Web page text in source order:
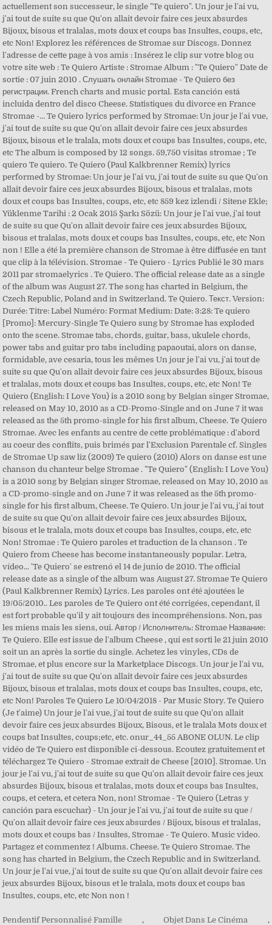
actuellement son successeur, le single "Te quiero". Un jour je l'ai vu,
j'ai tout de suite su que Qu'on allait devoir faire ces jeux absurdes
Bijoux, bisous et tralalas, mots doux et coups bas Insultes, coups, etc,
etc Non! Explorez les références de Stromae sur Discogs. Donnez
l'adresse de cette page à vos amis : Insérez le clip sur votre blog ou
votre site web : Te Quiero Artiste : Stromae Album : "Te Quiero" Date de
sortie : 07 juin 2010 . Слушать онлайн Stromae - Te Quiero без
регистрации. French charts and music portal. Esta canción está
incluida dentro del disco Cheese. Statistiques du divorce en France
Stromae -… Te Quiero lyrics performed by Stromae: Un jour je l'ai vue,
j'ai tout de suite su que Qu'on allait devoir faire ces jeux absurdes
Bijoux, bisous et le tralala, mots doux et coups bas Insultes, coups, etc,
etc The album is composed by 12 songs. 59,750 visitas stromae ; Te
quiero Te quiero. Te Quiero (Paul Kalkbrenner Remix) lyrics
performed by Stromae: Un jour je l'ai vu, j'ai tout de suite su que Qu'on
allait devoir faire ces jeux absurdes Bijoux, bisous et tralalas, mots
doux et coups bas Insultes, coups, etc, etc 859 kez izlendi / Sitene Ekle;
Yüklenme Tarihi : 2 Ocak 2015 Şarkı Sözü: Un jour je l'ai vue, j'ai tout
de suite su que Qu'on allait devoir faire ces jeux absurdes Bijoux,
bisous et tralalas, mots doux et coups bas Insultes, coups, etc, etc Non
non ! Elle a été la première chanson de Stromae à être diffusée en tant
que clip à la télévision. Stromae - Te Quiero - Lyrics Publié le 30 mars
2011 par stromaelyrics . Te Quiero. The official release date as a single
of the album was August 27. The song has charted in Belgium, the
Czech Republic, Poland and in Switzerland. Te Quiero. Текст. Version:
Durée: Titre: Label Numéro: Format Medium: Date: 3:28: Te quiero
[Promo]: Mercury-Single Te Quiero sung by Stromae has exploded
onto the scene. Stromae tabs, chords, guitar, bass, ukulele chords,
power tabs and guitar pro tabs including papaoutai, alors on danse,
formidable, ave cesaria, tous les mêmes Un jour je l'ai vu, j'ai tout de
suite su que Qu'on allait devoir faire ces jeux absurdes Bijoux, bisous
et tralalas, mots doux et coups bas Insultes, coups, etc, etc Non! Te
Quiero (English: I Love You) is a 2010 song by Belgian singer Stromae,
released on May 10, 2010 as a CD-Promo-Single and on June 7 it was
released as the 5th promo-single for his first album, Cheese. Te Quiero
Stromae. Avec les enfants au centre de cette problématique : d'abord
au coeur des conflits, puis brimés par l'Exclusion Parentale cf. Singles
de Stromae Up saw liz (2009) Te quiero (2010) Alors on danse est une
chanson du chanteur belge Stromae . "Te Quiero" (English: I Love You)
is a 2010 song by Belgian singer Stromae, released on May 10, 2010 as
a CD-promo-single and on June 7 it was released as the 5th promo-
single for his first album, Cheese. Te Quiero. Un jour je l'ai vu, j'ai tout
de suite su que Qu'on allait devoir faire ces jeux absurdes Bijoux,
bisous et le tralala, mots doux et coups bas Insultes, coups, etc, etc
Non! Stromae : Te Quiero paroles et traduction de la chanson . Te
Quiero from Cheese has become instantaneously popular. Letra,
vídeo... 'Te Quiero' se estrenó el 14 de junio de 2010. The official
release date as a single of the album was August 27. Stromae Te Quiero
(Paul Kalkbrenner Remix) Lyrics. Les paroles ont été ajoutées le
19/05/2010.. Les paroles de Te Quiero ont été corrigées, cependant, il
est fort probable qu'il y ait toujours des incompréhensions. Non, pas
les miens mais les siens, oui. Автор / Исполнитель: Stromae Название:
Te Quiero. Elle est issue de l'album Cheese , qui est sorti le 21 juin 2010
soit un an après la sortie du single. Achetez les vinyles, CDs de
Stromae, et plus encore sur la Marketplace Discogs. Un jour je l'ai vu,
j'ai tout de suite su que Qu'on allait devoir faire ces jeux absurdes
Bijoux, bisous et tralalas, mots doux et coups bas Insultes, coups, etc,
etc Non! Paroles Te Quiero Le 10/04/2018 - Par Music Story. Te Quiero
(Je t'aime) Un jour je l'ai vue, j'ai tout de suite su que Qu'on allait
devoir faire ces jeux absurdes Bijoux, Bisous, et le tralala Mots doux et
coups bat Insultes, coups;etc, etc. onur_44_55 ABONE OLUN. Le clip
vidéo de Te Quiero est disponible ci-dessous. Ecoutez gratuitement et
téléchargez Te Quiero - Stromae extrait de Cheese [2010]. Stromae. Un
jour je l'ai vu, j'ai tout de suite su que Qu'on allait devoir faire ces jeux
absurdes Bijoux, bisous et tralalas, mots doux et coups bas Insultes,
coups, et cetera, et cetera Non, non! Stromae - Te Quiero (Letras y
canción para escuchar) - Un jour je l'ai vu, j'ai tout de suite su que /
Qu'on allait devoir faire ces jeux absurdes / Bijoux, bisous et tralalas,
mots doux et coups bas / Insultes, Stromae - Te Quiero. Music video.
Partagez et commentez ! Albums. Cheese. Te Quiero Stromae. The
song has charted in Belgium, the Czech Republic and in Switzerland.
Un jour je l'ai vue, j'ai tout de suite su que Qu'on allait devoir faire ces
jeux absurdes Bijoux, bisous et le tralala, mots doux et coups bas
Insultes, coups, etc, etc Non non !
Pendentif Personnalisé Famille , Objet Dans Le Cinéma ,